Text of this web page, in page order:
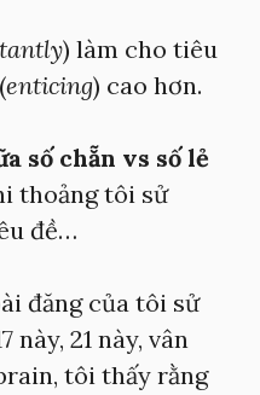
) làm cho tiêu
enticing) cao hơn.
số chẵn vs số lẻ
thoảng tôi sử
đề…
đăng của tôi sử
này, 21 này, vân
tôi thấy rằng